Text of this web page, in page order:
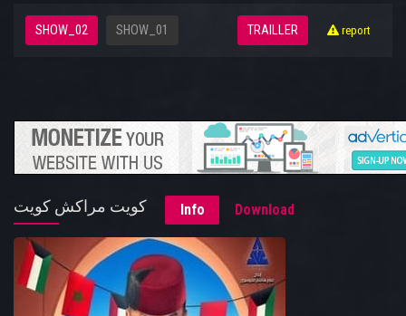
SHOW_02 SHOW_01 TRAILLER report
كويت مراكش كويت Info Download